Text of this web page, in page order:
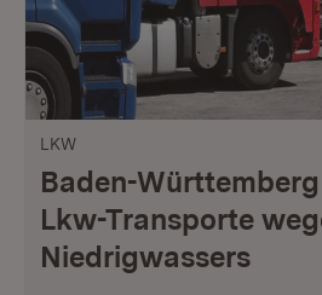
LKW
Baden-
Lkw-Transporte
Niedrigwassers